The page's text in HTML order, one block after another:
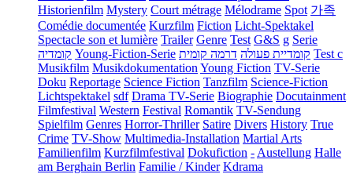
Historienfilm Mystery Court métrage Mélodrame Spot 가족
Comédie documentée Kurzfilm Fiction Licht-Spektakel
Spectacle son et lumière Trailer Genre Test G&S g Serie
קומדיה Young-Fiction-Serie קומדיית פעולה דרמה קומית
Test c
Musikfilm Musikdokumentation Young Fiction TV-Serie
Doku Reportage Science Fiction Tanzfilm Science-Fiction
Lichtspektakel sdf Drama TV-Serie Biographie Docutainment
Filmfestival Western Festival Romantik TV-Sendung
Spielfilm Genres Horror-Thriller Satire Divers History True
Crime TV-Show Multimedia-Installation Martial Arts
Familienfilm Kurzfilmfestival Dokufiction - Austellung Halle
am Berghain Berlin Familie / Kinder Kdrama